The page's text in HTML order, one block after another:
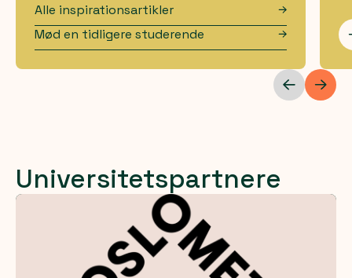
Alle inspirationsartikler
Mød en tidligere studerende
Universitetspartnere